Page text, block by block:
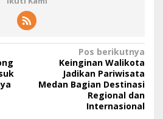
Pos berikutnya
Keinginan Walikota
Jadikan Pariwisata
Medan Bagian Destinasi
Regional dan
Internasional